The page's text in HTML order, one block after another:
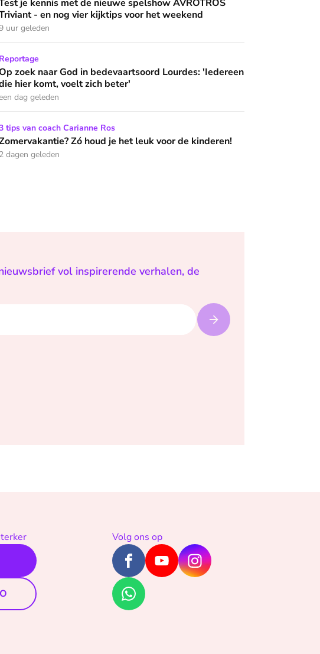
vingertje wijzen’
je kennis met de nieuwe spelshow AVROTROS
- en nog vier kijktips voor het weekend
uur geleden
God in bedevaartsoord Lourdes: 'Iedereen die hier komt, voelt zich beter'
Reportage
zoek naar God in bedevaartsoord Lourdes: 'Iedereen
hier komt, voelt zich beter'
dag geleden
Zó houd je het leuk voor de kinderen!
tips van coach Carianne Ros
Zó houd je het leuk voor de kinderen!
2 dagen geleden
vol inspirerende verhalen, de
Volg ons op